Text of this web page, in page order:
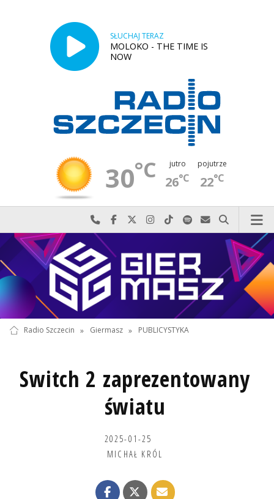
SŁUCHAJ TERAZ
MOLOKO - THE TIME IS
NOW
30°C jutro
26°C
pojutrze
22°C
Najlepiej po prostu do nas zadzwoń
Odwiedź nas na Facebook-u
Odwiedź nas na X
Odwiedź nas na Instagram-ie
Odwiedź nas na TikTok-u
Szukaj nas na Spotify
Wyślij do nas
Szukaj
Radio Szczecin » Giermasz » PUBLICYSTYKA
Switch 2 zaprezentowany
światu
2025-01-25
MICHAŁ KRÓL